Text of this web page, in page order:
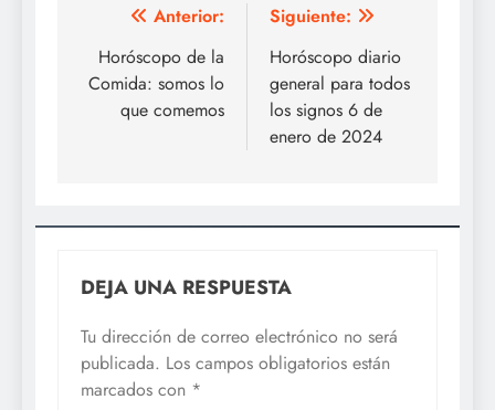
Navegación
de
entradas
Anterior:
Horóscopo de la
Comida: somos lo
que comemos
Siguiente:
Horóscopo diario
general para todos
los signos 6 de
enero de 2024
DEJA UNA RESPUESTA
Tu dirección de correo electrónico no será
publicada. Los campos obligatorios están
marcados con *